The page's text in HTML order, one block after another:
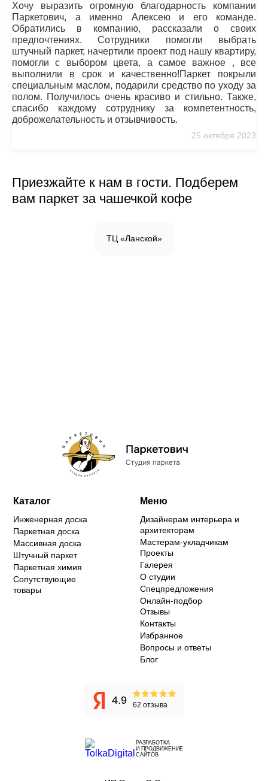
Хочу выразить огромную благодарность компании
Паркетович, а именно Алексею и его команде.
Обратились в компанию, рассказали о своих
предпочтениях. Сотрудники помогли выбрать
штучный паркет, начертили проект под нашу квартиру,
помогли с выбором цвета, а самое важное , все
выполнили в срок и качественно!Паркет покрыли
специальным маслом, подарили средство по уходу за
полом. Получилось очень красиво и стильно. Также,
спасибо каждому сотруднику за компетентность,
доброжелательность и отзывчивость.
25 октября 2023
Приезжайте к нам в гости. Подберем
вам паркет за чашечкой кофе
ТЦ «Ланской»
Каталог
Инженерная доска
Паркетная доска
Массивная доска
Штучный паркет
Паркетная химия
Сопутствующие
товары
Меню
Дизайнерам интерьера и
архитекторам
Мастерам-укладчикам
Проекты
Галерея
О студии
Спецпредложения
Онлайн-подбор
Отзывы
Контакты
Избранное
Вопросы и ответы
Блог
4.9 62 отзыва
РАЗРАБОТКА
И ПРОДВИЖЕНИЕ
САЙТОВ